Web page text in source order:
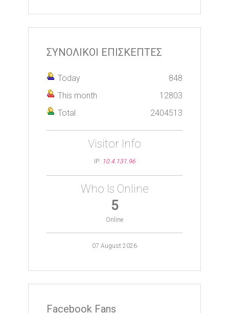
ΣΥΝΟΛΙΚΟΙ ΕΠΙΣΚΕΠΤΕΣ
Today
848
This month
12803
Total
2404513
Visitor Info
IP: 10.4.131.96
Who Is Online
5
Online
07 August 2026
Facebook Fans